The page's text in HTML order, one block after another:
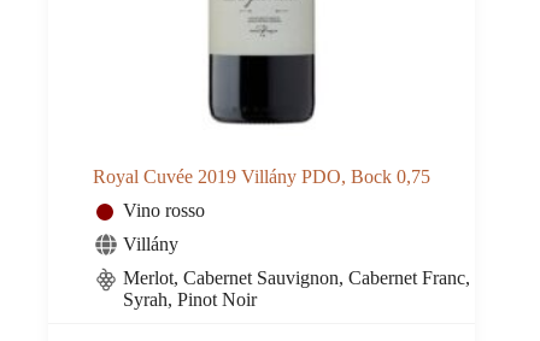
Royal Cuvée 2019 Villány PDO, Bock 0,75
Vino rosso
Villány
Merlot, Cabernet Sauvignon, Cabernet Franc,
Syrah, Pinot Noir